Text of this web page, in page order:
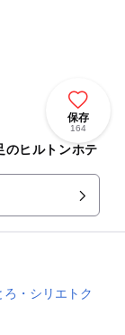
保存
164
のヒルトンホテ